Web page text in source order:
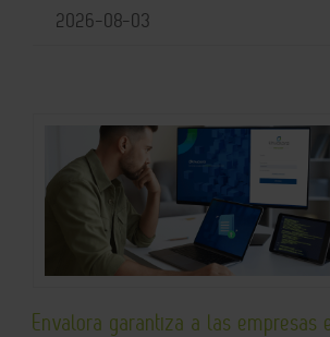
2026-08-03
Envalora garantiza a las empresas